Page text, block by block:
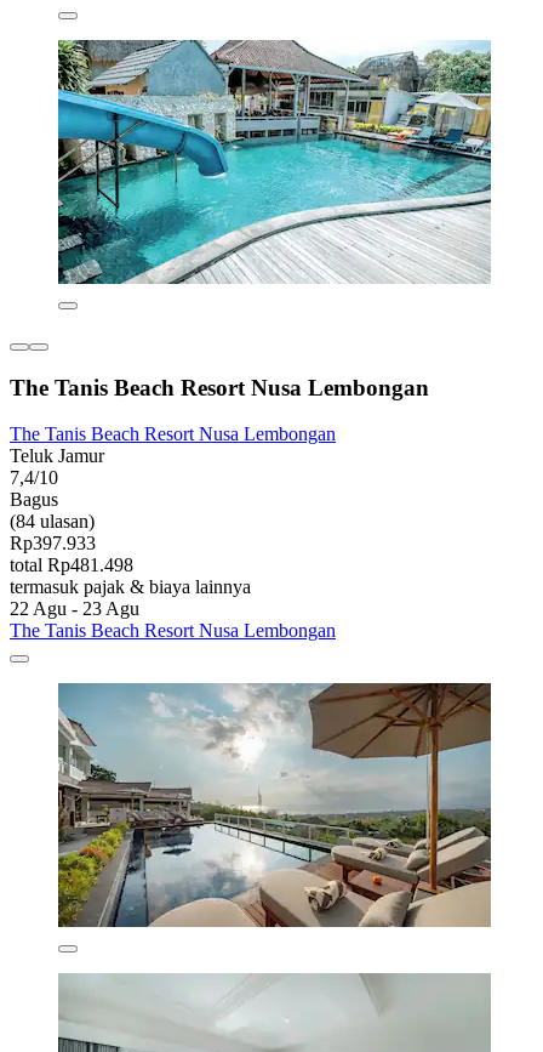
The Tanis Beach Resort Nusa Lembongan
The Tanis Beach Resort Nusa Lembongan
Teluk Jamur
7,4/10
Bagus
(84 ulasan)
Rp397.933
total Rp481.498
termasuk pajak & biaya lainnya
22 Agu - 23 Agu
The Tanis Beach Resort Nusa Lembongan